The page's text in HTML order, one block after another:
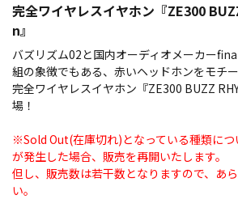
完全ワイヤレスイヤホン『ZE300
n』
バズリズム02と国内オーディオメーカー
組の象徴でもある、赤いヘッドホンをモチ
完全ワイヤレスイヤホン『ZE300 BUZZ
場！
※Sold Out(在庫切れ)となっている種類に
が発生した場合、販売を再開いたします。
但し、販売数は若干数となりますので、あ
い。